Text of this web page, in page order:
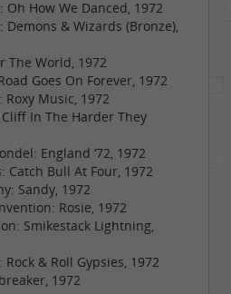
Oh How We Danced, 1972
Demons & Wizards (Bronze),
The World, 1972
Goes On Forever, 1972
Roxy Music, 1972
Cliff In The Harder They
England ‘72, 1972
Catch Bull At Four, 1972
Sandy, 1972
Rosie, 1972
Smikestack Lightning,
Rock & Roll Gypsies, 1972
1972